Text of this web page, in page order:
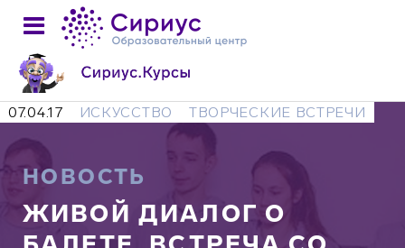
07.04.17 ИСКУССТВО ТВОРЧЕСКИЕ ВСТРЕЧИ
НОВОСТЬ
ЖИВОЙ ДИАЛОГ О